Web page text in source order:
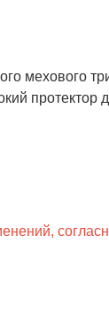
мехового
протектор